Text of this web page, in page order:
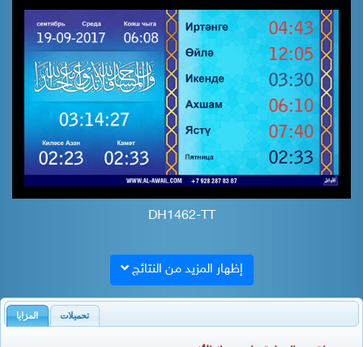
DH1462-TT
إظهار المزيد من النتائج
المزايا تحميلات